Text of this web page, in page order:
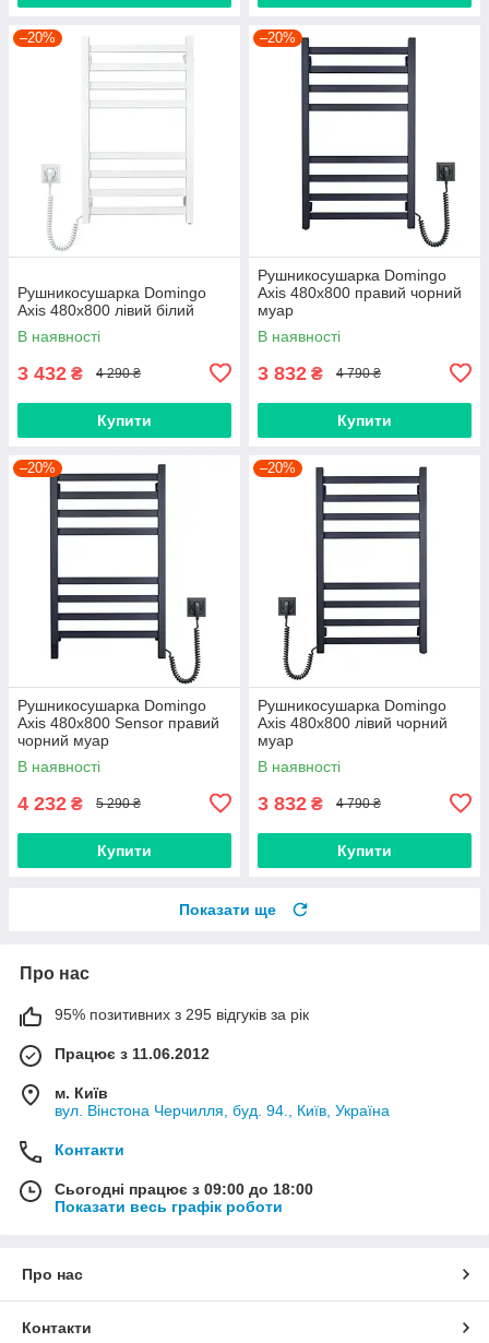
–20%
Рушникосушарка Domingo
Axis 480x800 лівий білий
В наявності
3 432 ₴ 4 290 ₴
Купити
–20%
Рушникосушарка Domingo
Axis 480x800 правий чорний
муар
В наявності
3 832 ₴ 4 790 ₴
Купити
–20%
Рушникосушарка Domingo
Axis 480x800 Sensor правий
чорний муар
В наявності
4 232 ₴ 5 290 ₴
Купити
–20%
Рушникосушарка Domingo
Axis 480x800 лівий чорний
муар
В наявності
3 832 ₴ 4 790 ₴
Купити
Показати ще
Про нас
95% позитивних з 295 відгуків за рік
Працює з 11.06.2012
м. Київ
вул. Вінстона Черчилля, буд. 94., Київ, Україна
Контакти
Сьогодні працює з 09:00 до 18:00
Показати весь графік роботи
Про нас
Контакти